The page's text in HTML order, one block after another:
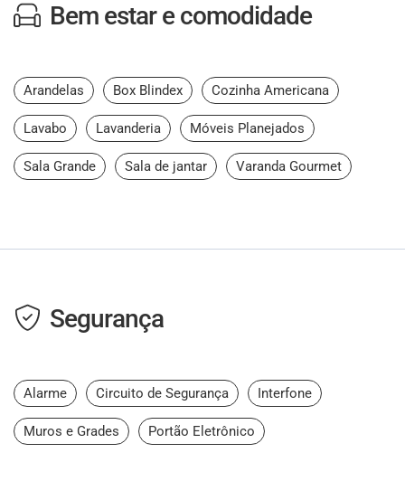
Bem estar e comodidade
Arandelas Box Blindex Cozinha Americana
Lavabo Lavanderia Móveis Planejados
Sala Grande Sala de jantar Varanda Gourmet
Segurança
Alarme Circuito de Segurança Interfone
Muros e Grades Portão Eletrônico